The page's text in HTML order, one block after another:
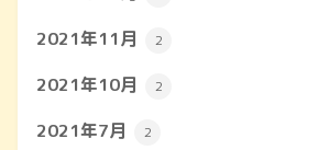
2021年11月 2
2021年10月 2
2021年7月 2